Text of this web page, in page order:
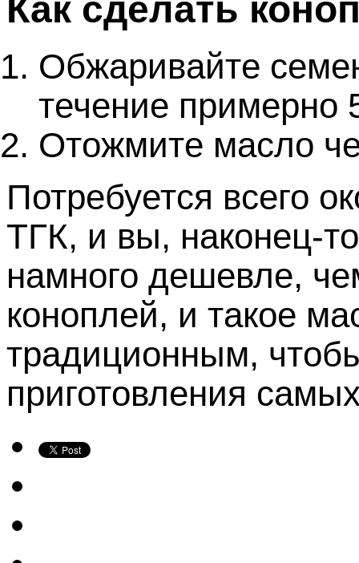
Как сделать
Обжаривайте
течение примерно
Отожмите масло
Потребуется всего
ТГК, и вы, наконец-
намного дешевле,
коноплей, и такое
традиционным,
приготовления